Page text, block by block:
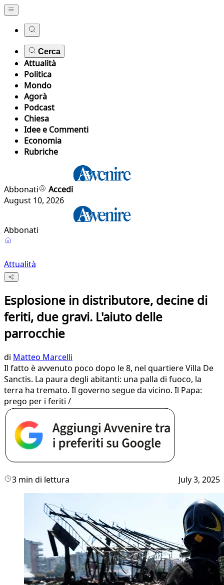
Cerca
Attualità
Politica
Mondo
Agorà
Podcast
Chiesa
Idee e Commenti
Economia
Rubriche
Abbonati
Accedi
August 10, 2026
Abbonati
Attualità
Esplosione in distributore, decine di
feriti, due gravi. L'aiuto delle
parrocchie
di Matteo Marcelli
Il fatto è avvenuto poco dopo le 8, nel quartiere Villa De
Sanctis. La paura degli abitanti: una palla di fuoco, la
terra ha tremato. Il governo segue da vicino. Il Papa:
prego per i feriti /
3 min di lettura July 3, 2025